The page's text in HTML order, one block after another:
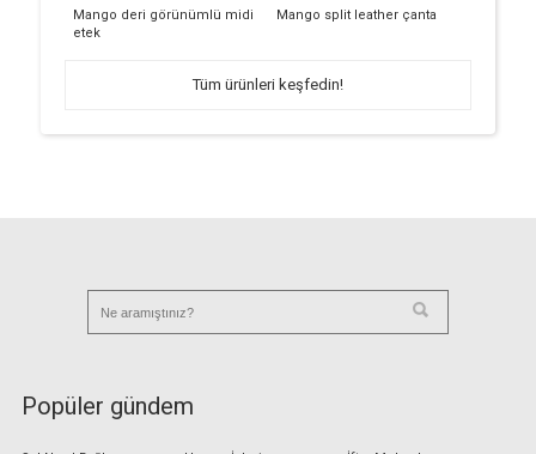
Mango deri görünümlü midi
etek
Mango split leather çanta
Tüm ürünleri keşfedin!
Popüler gündem